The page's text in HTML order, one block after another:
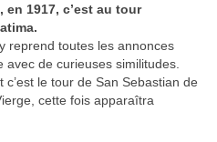
en 1917, c’est au tour
reprend toutes les annonces
avec de curieuses similitudes.
c’est le tour de San Sebastian de
cette fois apparaîtra